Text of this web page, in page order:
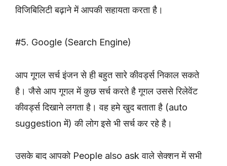
विजिबिलिटी बढ़ाने में आपकी सहायता करता है।
#5. Google (Search Engine)
आप गूगल सर्च इंजन से ही बहुत सारे कीवर्ड्स निकाल सकते
है। जैसे आप गूगल में कुछ सर्च करते है गूगल उससे रिलेवेंट
कीवर्ड्स दिखाने लगता है। वह हमे खुद बताता है (auto
suggestion में) की लोग इसे भी सर्च कर रहे है।
उसके बाद आपको People also ask वाले सेक्शन में सभी